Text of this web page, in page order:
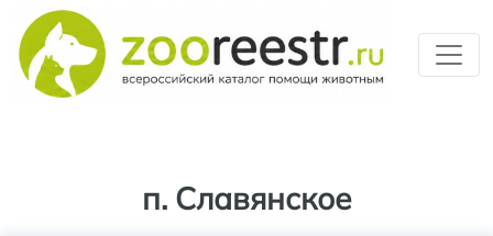
п. Славянское